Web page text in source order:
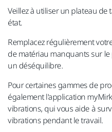
Veillez à utiliser un plateau
état.
Remplacez régulièrement
de matériau manquants sur
un déséquilibre.
Pour certaines gammes de
également l'application
vibrations, qui vous aide à
vibrations pendant le travail.